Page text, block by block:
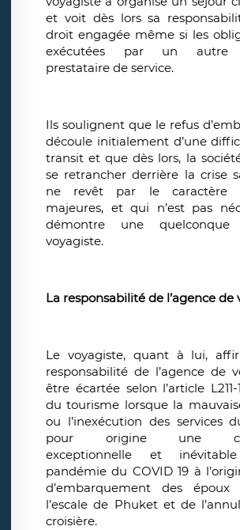
et voit dès lors sa
droit engagée même si les
exécutées par un autre
prestataire de service.
Ils soulignent que le refus
découle initialement d’une
transit et que dès lors, la
se retrancher derrière la crise
ne revêt par le caractère
majeures, et qui n’est pas
démontre une
voyagiste.
La responsabilité de l’agence de
Le voyagiste, quant à lui,
responsabilité de l’agence de
être écartée selon l’article
du tourisme lorsque la
ou l’inexécution des services
pour origine une
exceptionnelle et
pandémie du COVID 19 à
d’embarquement des
l’escale de Phuket et de
croisière.